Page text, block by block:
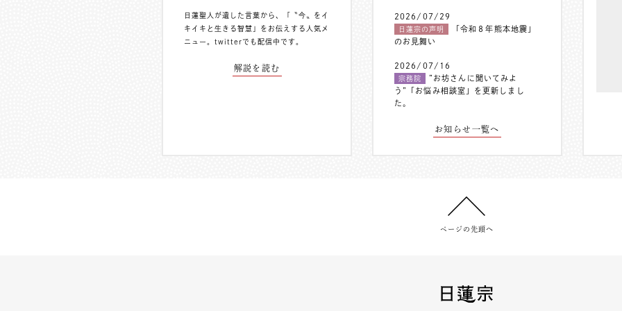
日蓮聖人が遺した言葉から、「〝今〟をイ
キイキと生きる智慧」をお伝えする人気メ
ニュー。 twitterでも配信中 です。
解説を読む
2026/07/29
日蓮宗の声明
「令和８年熊本地震」
のお見舞い
2026/07/16
宗務院
”お坊さんに聞いてみよ
う”「お悩み相談室」を更新しまし
た。
お知らせ一覧へ
ページの先頭へ